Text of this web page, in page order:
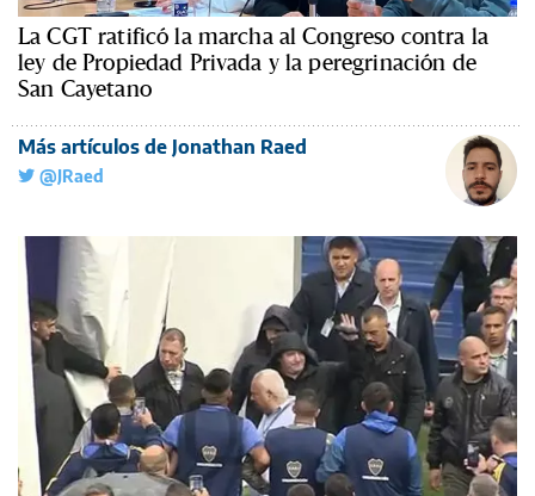
La CGT ratificó la marcha al Congreso contra la
ley de Propiedad Privada y la peregrinación de
San Cayetano
Más artículos de Jonathan Raed
@JRaed